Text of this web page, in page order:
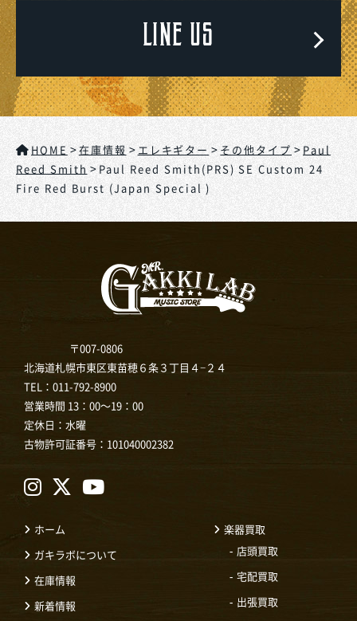
LINE US
HOME >在庫情報 > エレキギター > その他タイプ > Paul
Reed Smith > Paul Reed Smith(PRS) SE Custom 24
Fire Red Burst (Japan Special )
〒007-0806
北海道札幌市東区東苗穂６条３丁目４−２４
TEL： 011-792-8900
営業時間 13：00～19：00
定休日：水曜
古物許可証番号：101040002382
ホーム
ガキラボについて
在庫情報
新着情報
楽器買取
店頭買取
宅配買取
出張買取